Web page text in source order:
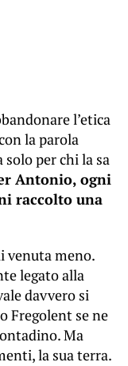
l’etica
la parola
per chi la sa
Antonio, ogni
raccolto una
venuta meno.
legato alla
davvero si
Fregolent se ne
Ma
la sua terra.